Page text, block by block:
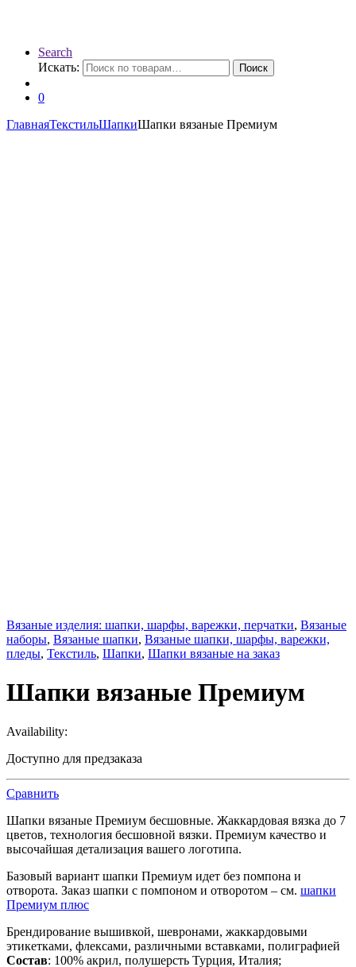
Search
Искать:
Поиск
0
ГлавнаяТекстильШапкиШапки вязаные Премиум
Вязаные изделия: шапки, шарфы, варежки, перчатки, Вязаные
наборы, Вязаные шапки, Вязаные шапки, шарфы, варежки,
пледы, Текстиль, Шапки, Шапки вязаные на заказ
Шапки вязаные Премиум
Availability:
Доступно для предзаказа
Сравнить
Шапки вязаные Премиум бесшовные. Жаккардовая вязка до 7
цветов, технология бесшовной вязки. Премиум качество и
высочайшая детализация вашего логотипа.
Базовый вариант шапки Премиум идет без помпона и
отворота. Заказ шапки с помпоном и отворотом – см. шапки
Премиум плюс
Брендирование вышивкой, шевронами, жаккардовыми
этикетками, флексами, различными вставками, полиграфией
Состав: 100% акрил, полушерсть Турция, Италия;